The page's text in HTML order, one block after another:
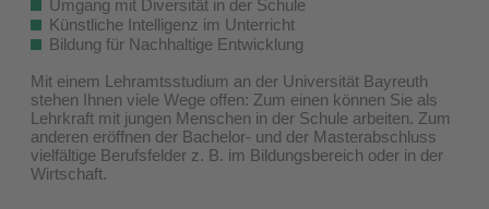
Umgang mit Diversität in der Schule
Künstliche Intelligenz im Unterricht
Bildung für Nachhaltige Entwicklung
Mit einem Lehramtsstudium an der Universität Bayreuth
stehen Ihnen viele Wege offen: Zum einen können Sie als
Lehrkraft mit jungen Menschen in der Schule arbeiten. Zum
anderen eröffnen der Bachelor- und der Masterabschluss
vielfältige Berufsfelder z. B. im Bildungsbereich oder in der
Wirtschaft.